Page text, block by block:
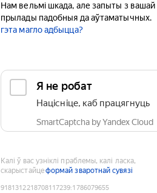
Нам вельмі шкада, але запыты з вашай
прылады падобныя да аўтаматычных.
гэта магло адбыцца?
Я не робат
Націсніце, каб працягнуць
SmartCaptcha by Yandex Cloud
Калі ў вас узніклі праблемы, калі ласка,
скарыстайцеформай зваротнай сувязі
9181312218708117239:1786079655